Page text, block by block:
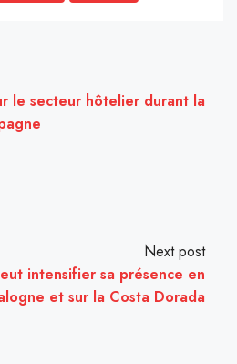
le secteur hôtelier durant la
Next post
intensifier sa présence en
et sur la Costa Dorada